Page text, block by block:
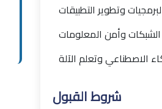
وتطوير التطبيقات
الشبكات وأمن المعلومات
الاصطناعي وتعلم الآلة
شروط القبول